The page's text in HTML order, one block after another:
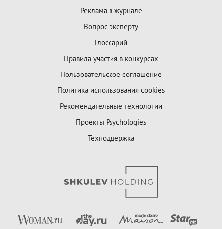
Реклама в журнале
Вопрос эксперту
Глоссарий
Правила участия в конкурсах
Пользовательское соглашение
Политика использования cookies
Рекомендательные технологии
Проекты Psychologies
Техподдержка